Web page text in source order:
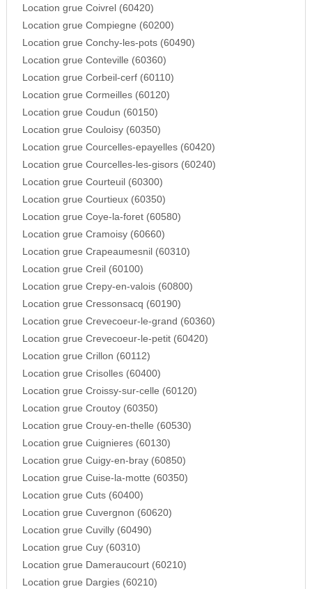
Location grue Coivrel (60420)
Location grue Compiegne (60200)
Location grue Conchy-les-pots (60490)
Location grue Conteville (60360)
Location grue Corbeil-cerf (60110)
Location grue Cormeilles (60120)
Location grue Coudun (60150)
Location grue Couloisy (60350)
Location grue Courcelles-epayelles (60420)
Location grue Courcelles-les-gisors (60240)
Location grue Courteuil (60300)
Location grue Courtieux (60350)
Location grue Coye-la-foret (60580)
Location grue Cramoisy (60660)
Location grue Crapeaumesnil (60310)
Location grue Creil (60100)
Location grue Crepy-en-valois (60800)
Location grue Cressonsacq (60190)
Location grue Crevecoeur-le-grand (60360)
Location grue Crevecoeur-le-petit (60420)
Location grue Crillon (60112)
Location grue Crisolles (60400)
Location grue Croissy-sur-celle (60120)
Location grue Croutoy (60350)
Location grue Crouy-en-thelle (60530)
Location grue Cuignieres (60130)
Location grue Cuigy-en-bray (60850)
Location grue Cuise-la-motte (60350)
Location grue Cuts (60400)
Location grue Cuvergnon (60620)
Location grue Cuvilly (60490)
Location grue Cuy (60310)
Location grue Dameraucourt (60210)
Location grue Dargies (60210)